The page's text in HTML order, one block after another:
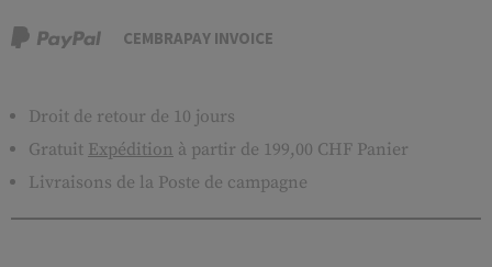
CEMBRAPAY INVOICE
Droit de retour de 10 jours
Gratuit Expédition à partir de 199,00 CHF Panier
Livraisons de la Poste de campagne